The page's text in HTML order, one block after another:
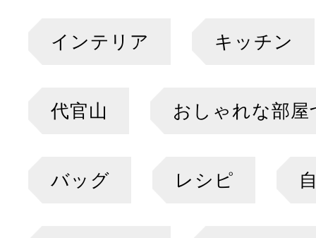
インテリア キッチン
代官山 おしゃれな部屋
バッグ レシピ